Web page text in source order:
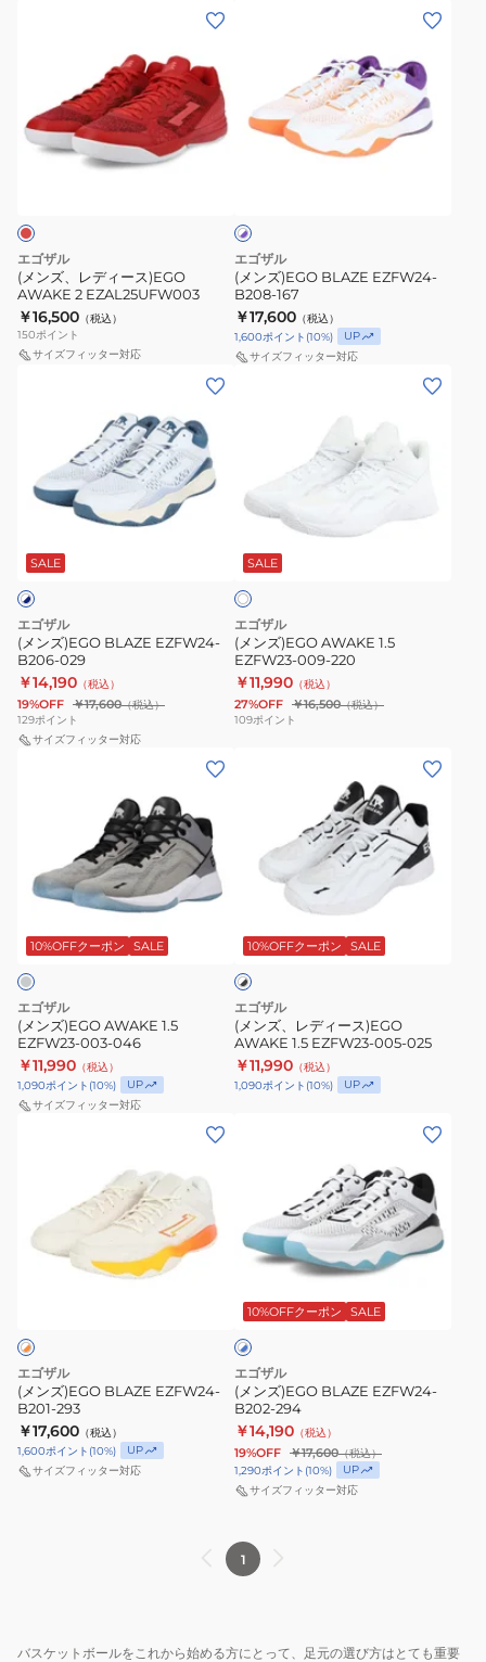
デ
ィ
AWAKE
2
EZAL25UFW003
エゴザル
(メンズ、レディース)EGO
AWAKE 2 EZAL25UFW003
￥16,500 （税込）
150ポイント
サイズフィッター対応
BLAZE
EZFW24-
B208-
ホ
パ
ー
プ
ル
エゴザル
(メンズ)EGO BLAZE EZFW24-
B208-167
￥17,600 （税込）
1,600ポイント (10%)
UP
サイズフィッター対応
EZFW24-
B206-
SALE
エゴザル
(メンズ)EGO BLAZE EZFW24-
B206-029
￥14,190 （税込）
19%OFF ￥17,600（税込）
129ポイント
サイズフィッター対応
EZFW23-
220
SALE
ホ
エゴザル
(メンズ)EGO AWAKE 1.5
EZFW23-009-220
￥11,990 （税込）
27%OFF ￥16,500（税込）
109ポイント
EZFW23-
046
10%OFFクーポン SALE
エゴザル
(メンズ)EGO AWAKE 1.5
EZFW23-003-046
￥11,990 （税込）
1,090ポイント (10%)
UP
サイズフィッター対応
ス)EGO
AWAKE
1.5
EZFW23-
005-
025
10%OFFクーポン SALE
ホ
ワ
イ
ブ
ラ
ッ
ク
エゴザル
(メンズ、レディース)EGO
AWAKE 1.5 EZFW23-005-025
￥11,990 （税込）
1,090ポイント (10%) UP
EZFW24-
B201-
エゴザル
(メンズ)EGO BLAZE EZFW24-
B201-293
￥17,600 （税込）
1,600ポイント (10%)
UP
サイズフィッター対応
EZFW24-
B202-
10%OFFクーポン SALE
ホ
ブ
ル
ー
エゴザル
(メンズ)EGO BLAZE EZFW24-
B202-294
￥14,190 （税込）
19%OFF ￥17,600（税込）
1,290ポイント (10%)
UP
サイズフィッター対応
1
バスケットボールをこれから始める方にとって、足元の選び方はとても重要